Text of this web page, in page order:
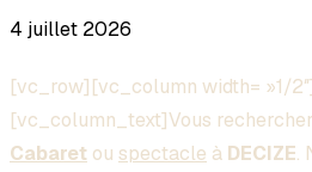
4 juillet 2026
[vc_row][vc_column width= »1/
[vc_column_text]Vous
Cabaret ou spectacle à DECIZE.